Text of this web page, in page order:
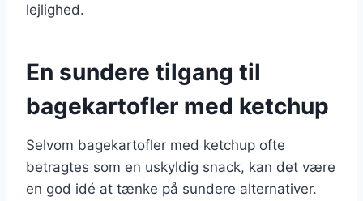
lejlighed.
En sundere tilgang til
bagekartofler med ketchup
Selvom bagekartofler med ketchup ofte
betragtes som en uskyldig snack, kan det være
en god idé at tænke på sundere alternativer.